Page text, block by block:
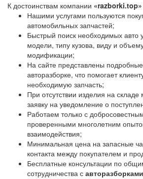
К достоинствам компании «razborki.top»
Нашими услугами пользуются
автомобильных запчастей;
Быстрый поиск необходимых авто
модели, типу кузова, виду и
модификации;
На сайте представлены
авторазборке, что помогает
необходимую запчасть;
При отсутствии изделия на складе
заявку на уведомление о
Работаем только с
проверенными многолетним
взаимодействия;
Минимальная цена на запасные
контакта между покупателем и
Бесплатные консультации по
сотрудничества с